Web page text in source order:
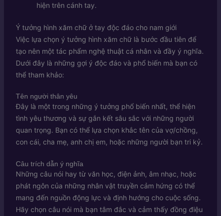
hiện trên cánh tay.
Ý tưởng hình xăm chữ ở tay độc đáo cho nam giới
Việc lựa chọn ý tưởng hình xăm chữ là bước đầu tiên để
tạo nên một tác phẩm nghệ thuật cá nhân và đầy ý nghĩa.
Dưới đây là những gợi ý độc đáo và phổ biến mà bạn có
thể tham khảo:
Tên người thân yêu
Đây là một trong những ý tưởng phổ biến nhất, thể hiện
tình yêu thương và sự gắn kết sâu sắc với những người
quan trọng. Bạn có thể lựa chọn khắc tên của vợ/chồng,
con cái, cha mẹ, anh chị em, hoặc những người bạn tri kỷ.
Câu trích dẫn ý nghĩa
Những câu nói hay từ văn học, điện ảnh, âm nhạc, hoặc
phát ngôn của những nhân vật truyền cảm hứng có thể
mang đến nguồn động lực và định hướng cho cuộc sống.
Hãy chọn câu nói mà bạn tâm đắc và cảm thấy đồng điệu